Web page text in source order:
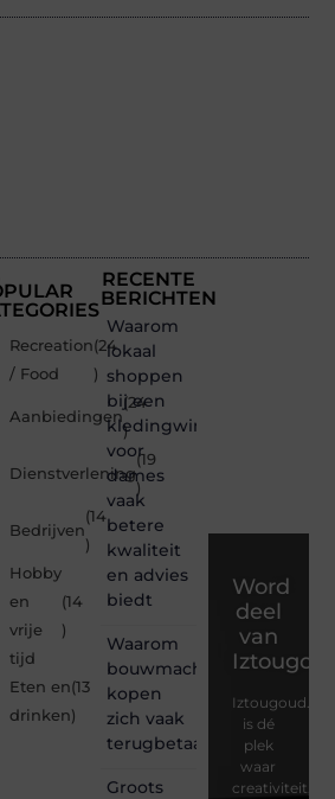
Recreation
/ Food
(24
)
Aanbiedingen
(24
)
Dienstverlening
(19
)
Bedrijven
(14
)
Hobby
en
vrije
tijd
(14
)
Eten en
drinken
(13
)
RECENTE
BERICHTEN
Waarom
lokaal
shoppen
bij een
kledingwinkel
voor
dames
vaak
betere
kwaliteit
en advies
biedt
Waarom
bouwmachines
kopen
zich vaak
terugbetaalt
Groots
Word
deel
van
Iztougoud.be
is dé
plek
waar
creativiteit,